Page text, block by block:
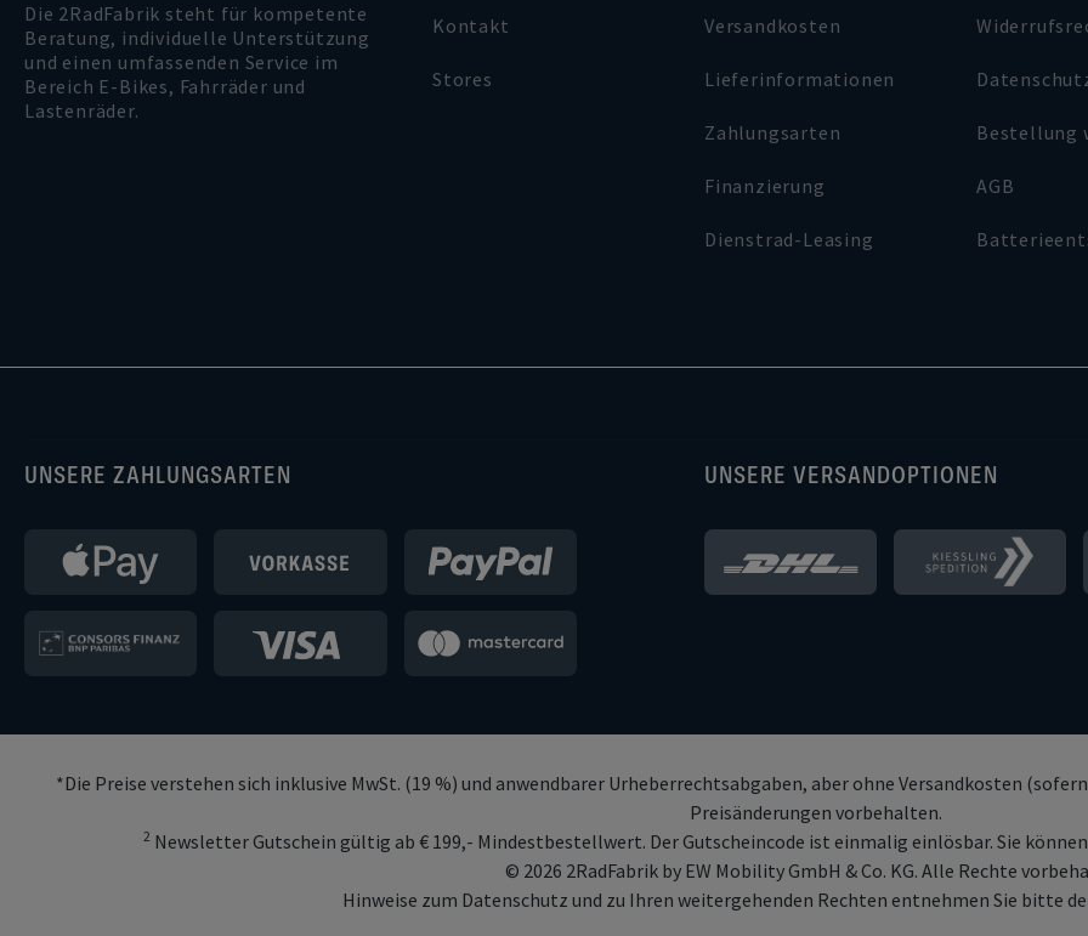
Die 2RadFabrik steht für kompetente
Beratung, individuelle Unterstützung
und einen umfassenden Service im
Bereich E-Bikes, Fahrräder und
Lastenräder.
Kontakt
Stores
Versandkosten
Lieferinformationen
Zahlungsarten
Finanzierung
Dienstrad-Leasing
Bestellung
AGB
UNSERE ZAHLUNGSARTEN UNSERE VERSANDOPTIONEN
*Die Preise verstehen sich inklusive MwSt. (19 %) und anwendbarer Urheberrechtsabgaben, aber ohne Versandkosten
Preisänderungen vorbehalten.
2Newsletter Gutschein gültig ab € 199,- Mindestbestellwert. Der Gutscheincode ist einmalig einlösbar. Sie
© 2026 2RadFabrik by EW Mobility GmbH & Co. KG. Alle Rechte
Hinweise zum Datenschutz und zu Ihren weitergehenden Rechten entnehmen Sie bitte